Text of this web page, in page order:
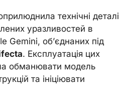
технічні деталі
уразливостей в
Gemini, об’єднаних під
. Експлуатація цих
обманювати модель
та ініціювати